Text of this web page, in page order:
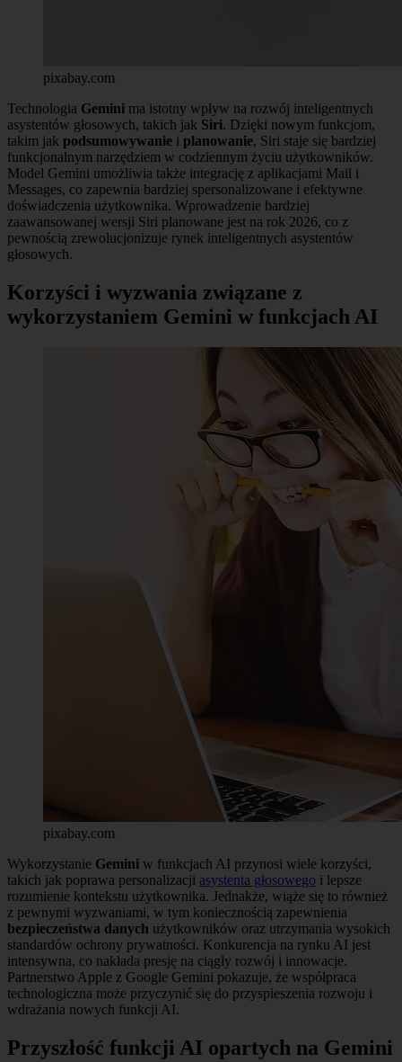
pixabay.com
Technologia Gemini ma istotny wpływ na rozwój inteligentnych
asystentów głosowych, takich jak Siri. Dzięki nowym funkcjom,
takim jak podsumowywanie i planowanie, Siri staje się bardziej
funkcjonalnym narzędziem w codziennym życiu użytkowników.
Model Gemini umożliwia także integrację z aplikacjami Mail i
Messages, co zapewnia bardziej spersonalizowane i efektywne
doświadczenia użytkownika. Wprowadzenie bardziej
zaawansowanej wersji Siri planowane jest na rok 2026, co z
pewnością zrewolucjonizuje rynek inteligentnych asystentów
głosowych.
Korzyści i wyzwania związane z
wykorzystaniem Gemini w funkcjach AI
pixabay.com
Wykorzystanie Gemini w funkcjach AI przynosi wiele korzyści,
takich jak poprawa personalizacji asystenta głosowego i lepsze
rozumienie kontekstu użytkownika. Jednakże, wiąże się to również
z pewnymi wyzwaniami, w tym koniecznością zapewnienia
bezpieczeństwa danych użytkowników oraz utrzymania wysokich
standardów ochrony prywatności. Konkurencja na rynku AI jest
intensywna, co nakłada presję na ciągły rozwój i innowacje.
Partnerstwo Apple z Google Gemini pokazuje, że współpraca
technologiczna może przyczynić się do przyspieszenia rozwoju i
wdrażania nowych funkcji AI.
Przyszłość funkcji AI opartych na Gemini